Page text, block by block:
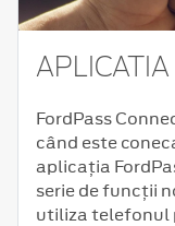
FordPass
când este
aplicația
serie de funcții
utiliza telefonul